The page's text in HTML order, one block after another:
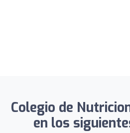
Colegio de
en los